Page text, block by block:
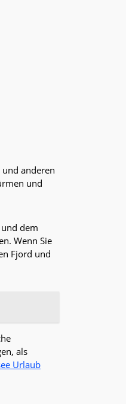
anderen
und
dem
Wenn Sie
Fjord und
als
Urlaub